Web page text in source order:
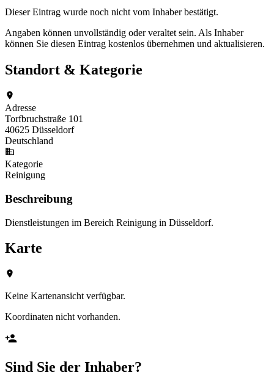
Dieser Eintrag wurde noch nicht vom Inhaber bestätigt.
Angaben können unvollständig oder veraltet sein. Als Inhaber
können Sie diesen Eintrag kostenlos übernehmen und aktualisieren.
Standort & Kategorie
Adresse
Torfbruchstraße 101
40625 Düsseldorf
Deutschland
Kategorie
Reinigung
Beschreibung
Dienstleistungen im Bereich Reinigung in Düsseldorf.
Karte
Keine Kartenansicht verfügbar.
Koordinaten nicht vorhanden.
Sind Sie der Inhaber?